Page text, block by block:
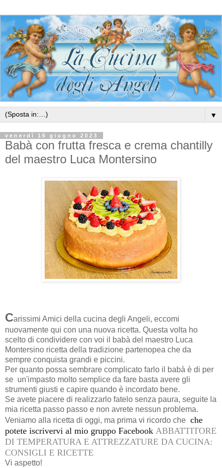
▼
venerdì 16 giugno 2023
Babà con frutta fresca e crema chantilly
del maestro Luca Montersino
Carissimi Amici della cucina degli Angeli, eccomi
nuovamente qui con una nuova ricetta. Questa volta ho
scelto di condividere con voi il babà del maestro Luca
Montersino ricetta della tradizione partenopea che da
sempre conquista grandi e piccini.
Per quanto possa sembrare complicato farlo il babà è di per
se un'impasto molto semplice da fare basta avere gli
strumenti giusti e capire quando è incordato bene.
Se avete piacere di realizzarlo fatelo senza paura, seguite la
mia ricetta passo passo e non avrete nessun problema.
Veniamo alla ricetta di oggi, ma prima vi ricordo che che
potete iscrivervi al mio gruppo Facebook ABBATTITORE
DI TEMPERATURA E ATTREZZATURE DA CUCINA:
CONSIGLI E RICETTE
Vi aspetto!